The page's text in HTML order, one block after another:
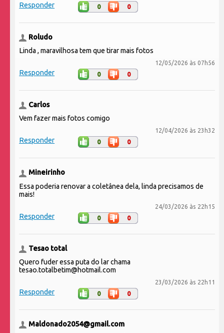
Responder 0 0
Roludo
Linda , maravilhosa tem que tirar mais fotos
12/05/2026 às 07h56
Responder 0 0
Carlos
Vem fazer mais fotos comigo
12/04/2026 às 23h32
Responder 0 0
Mineirinho
Essa poderia renovar a coletânea dela, linda precisamos de
mais!
24/03/2026 às 22h15
Responder 0 0
Tesao total
Quero fuder essa puta do lar chama
tesao.totalbetim@hotmail.com
23/03/2026 às 22h11
Responder 0 0
Maldonado2054@gmail.com